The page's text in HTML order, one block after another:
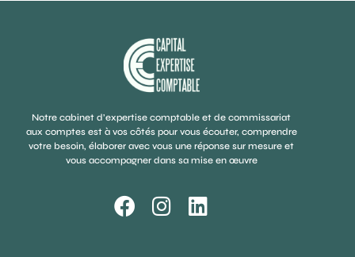
Notre cabinet d’expertise comptable et de commissariat
aux comptes est à vos côtés pour vous écouter, comprendre
votre besoin, élaborer avec vous une réponse sur mesure et
vous accompagner dans sa mise en œuvre